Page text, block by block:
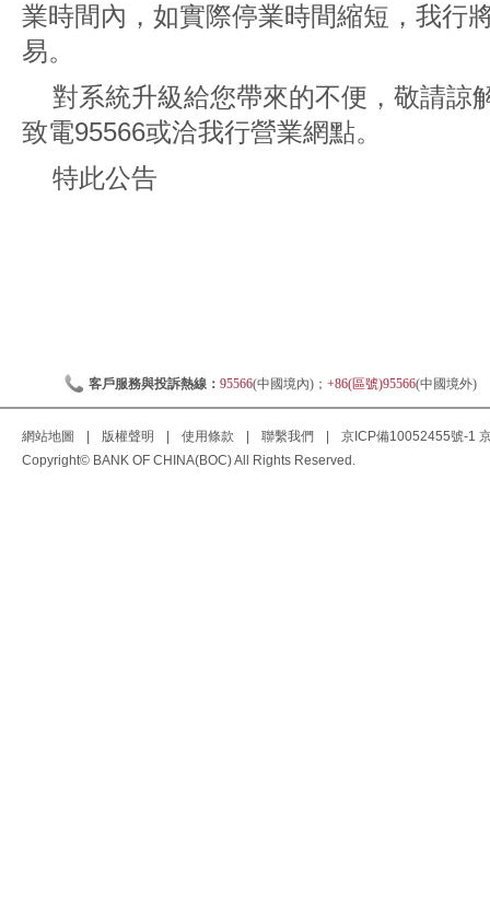
業時間內，如實際停業時間縮短，我行
易。
對系統升級給您帶來的不便，敬請諒
致電95566或洽我行營業網點。
特此公告
客戶服務與投訴熱線： 95566(中國境內)； +86(區號)95566(中國境外)
網站地圖 版權聲明 使用條款 聯繫我們 京ICP備10052455號-1
Copyright© BANK OF CHINA(BOC) All Rights Reserved.